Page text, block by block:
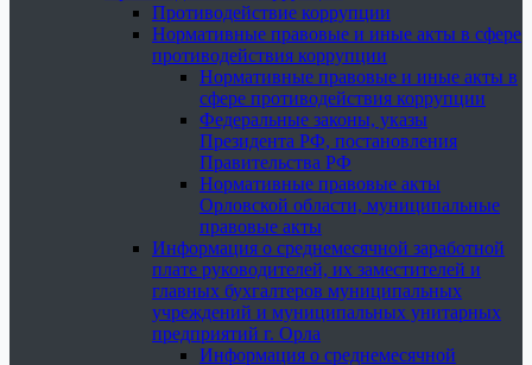
Противодействие коррупции
Нормативные правовые и иные акты в сфере
противодействия коррупции
Нормативные правовые и иные акты в
сфере противодействия коррупции
Федеральные законы, указы
Президента РФ, постановления
Правительства РФ
Нормативные правовые акты
Орловской области, муниципальные
правовые акты
Информация о среднемесячной заработной
плате руководителей, их заместителей и
главных бухгалтеров муниципальных
учреждений и муниципальных унитарных
предприятий г. Орла
Информация о среднемесячной